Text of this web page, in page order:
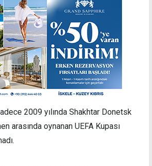
2009 yılında Shakhtar Donetsk
arasında oynanan UEFA Kupası